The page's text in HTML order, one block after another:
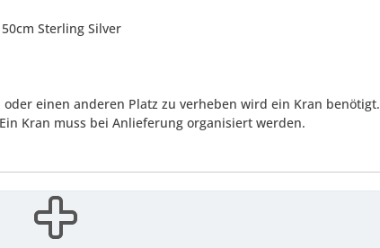
Sterling Silver
einen anderen Platz zu verheben wird ein Kran benötigt.
Kran muss bei Anlieferung organisiert werden.